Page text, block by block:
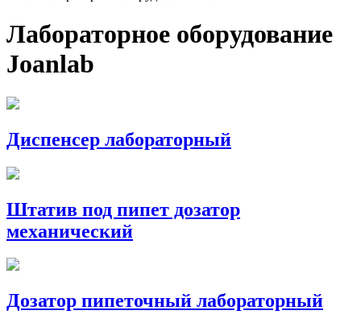
Лабораторное оборудование
Joanlab
Диспенсер лабораторный
Штатив под пипет дозатор
механический
Дозатор пипеточный лабораторный